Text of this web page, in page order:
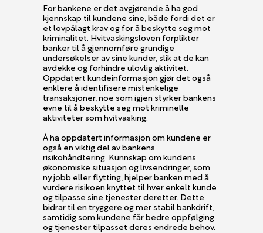
For bankene er det avgjørende å ha god
kjennskap til kundene sine, både fordi det er
et lovpålagt krav og for å beskytte seg mot
kriminalitet. Hvitvaskingsloven forplikter
banker til å gjennomføre grundige
undersøkelser av sine kunder, slik at de kan
avdekke og forhindre ulovlig aktivitet.
Oppdatert kundeinformasjon gjør det også
enklere å identifisere mistenkelige
transaksjoner, noe som igjen styrker bankens
evne til å beskytte seg mot kriminelle
aktiviteter som hvitvasking.
Å ha oppdatert informasjon om kundene er
også en viktig del av bankens
risikohåndtering. Kunnskap om kundens
økonomiske situasjon og livsendringer, som
ny jobb eller flytting, hjelper banken med å
vurdere risikoen knyttet til hver enkelt kunde
og tilpasse sine tjenester deretter. Dette
bidrar til en tryggere og mer stabil bankdrift,
samtidig som kundene får bedre oppfølging
og tjenester tilpasset deres endrede behov.